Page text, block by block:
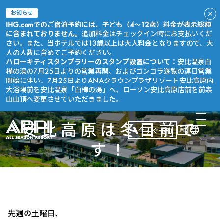
お知らせ
IHG.comでのご宿泊予約には、子ども（4～12歳）料金が表示総額
に含まれておりません。 追加料金はチェックイン時にお支払いくだ
さい。また、当ホテルでは13歳以上は大人料金となりますので、大
人の人数に含めてご予約ください。
ハローキティスタンプラリーのスタンプ設置について： 安比温泉白
樺の湯の7月25日よりの営業再開、およびゴンゴラ遊覧の連日営業
開始に伴い、7月25日よりANAクラウンプラザリゾート安比高原内
大浴場前を安比温泉「白樺の湯」へ、ローソン安比高原店前を前森
山山頂へ変更させていただきました。
今すぐ予約
安比高原は冬目前で
す！
先週の土曜日、